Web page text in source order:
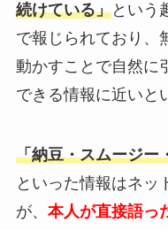
続けている」という
で報じられており、
動かすことで自然に
できる情報に近いと
「納豆・スムージー
といった情報はネッ
が、 本人が直接語っ